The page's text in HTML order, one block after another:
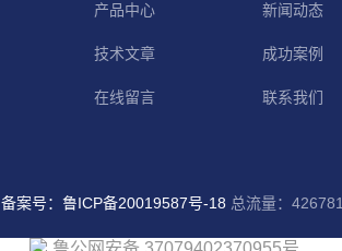
产品中心 新闻动态
技术文章 成功案例
在线留言 联系我们
备案号：鲁ICP备20019587号-18 总流量：426781